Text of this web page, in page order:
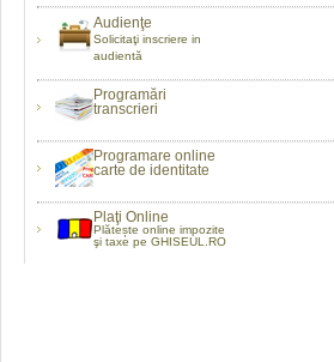
Audienţe
Solicitaţi inscriere in
audientă
Programări
transcrieri
Programare online
carte de identitate
Plaţi Online
Plătește online impozite
şi taxe pe GHISEUL.RO